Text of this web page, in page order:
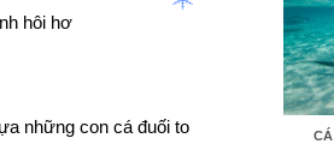
hôi hơ
những con cá đuối to